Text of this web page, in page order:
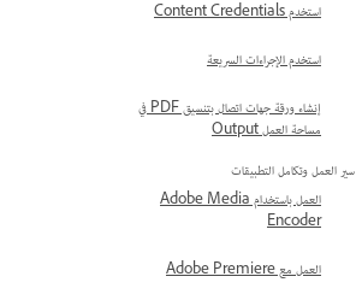
استخدم Content Credentials
استخدم الإجراءات السريعة
إنشاء ورقة جهات اتصال بتنسيق PDF في
مساحة العمل Output
سير العمل وتكامل التطبيقات
العمل باستخدام Adobe Media
Encoder
العمل مع Adobe Premiere